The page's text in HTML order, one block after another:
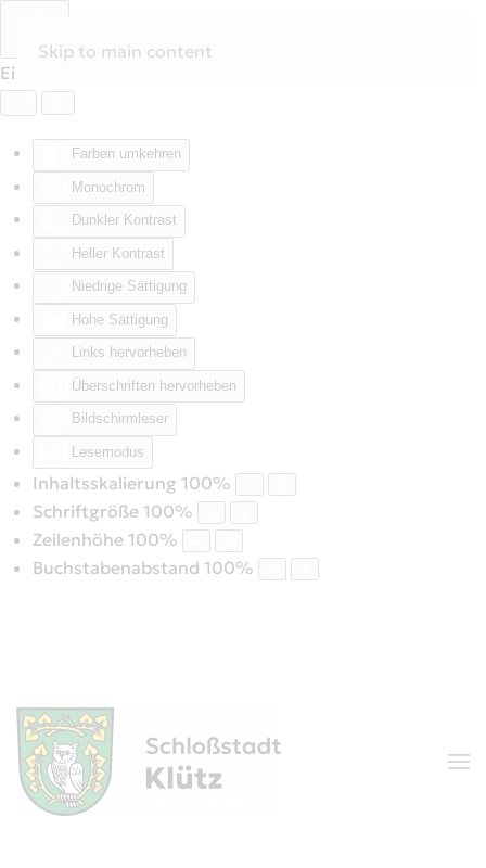
Eingabehilfen öffnen
Farben umkehren
Monochrom
Dunkler Kontrast
Heller Kontrast
Niedrige Sättigung
Hohe Sättigung
Links hervorheben
Überschriften hervorheben
Bildschirmleser
Lesemodus
Inhaltsskalierung 100%
Schriftgröße 100%
Zeilenhöhe 100%
Buchstabenabstand 100%
Skip to main content